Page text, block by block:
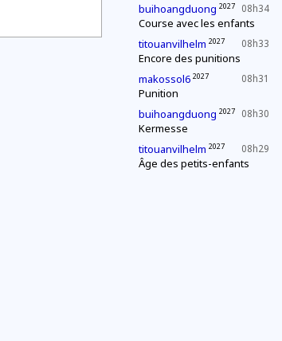
08h34
buihoangduong 2027
Course avec les enfants
08h33
titouanvilhelm 2027
Encore des punitions
08h31
makossol6 2027
Punition
08h30
buihoangduong 2027
Kermesse
08h29
titouanvilhelm 2027
Âge des petits-enfants